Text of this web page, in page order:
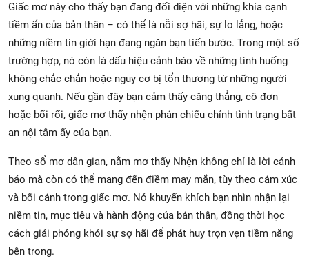
Giấc mơ này cho thấy bạn đang đối diện với những khía cạnh
tiềm ẩn của bản thân – có thể là nỗi sợ hãi, sự lo lắng, hoặc
những niềm tin giới hạn đang ngăn bạn tiến bước. Trong một số
trường hợp, nó còn là dấu hiệu cảnh báo về những tình huống
không chắc chắn hoặc nguy cơ bị tổn thương từ những người
xung quanh. Nếu gần đây bạn cảm thấy căng thẳng, cô đơn
hoặc bối rối, giấc mơ thấy nhện phản chiếu chính tình trạng bất
an nội tâm ấy của bạn.
Theo sổ mơ dân gian, nằm mơ thấy Nhện không chỉ là lời cảnh
báo mà còn có thể mang đến điềm may mắn, tùy theo cảm xúc
và bối cảnh trong giấc mơ. Nó khuyến khích bạn nhìn nhận lại
niềm tin, mục tiêu và hành động của bản thân, đồng thời học
cách giải phóng khỏi sự sợ hãi để phát huy trọn vẹn tiềm năng
bên trong.